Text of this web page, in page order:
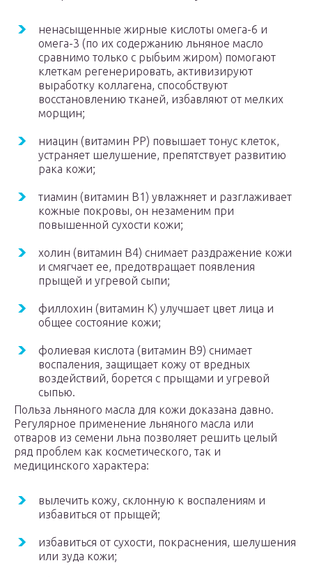
ненасыщенные жирные кислоты омега-6 и
омега-3 (по их содержанию льняное масло
сравнимо только с рыбьим жиром) помогают
клеткам регенерировать, активизируют
выработку коллагена, способствуют
восстановлению тканей, избавляют от мелких
морщин;
ниацин (витамин РР) повышает тонус клеток,
устраняет шелушение, препятствует развитию
рака кожи;
тиамин (витамин В1) увлажняет и разглаживает
кожные покровы, он незаменим при
повышенной сухости кожи;
холин (витамин В4) снимает раздражение кожи
и смягчает ее, предотвращает появления
прыщей и угревой сыпи;
филлохин (витамин К) улучшает цвет лица и
общее состояние кожи;
фолиевая кислота (витамин В9) снимает
воспаления, защищает кожу от вредных
воздействий, борется с прыщами и угревой
сыпью.
Польза льняного масла для кожи доказана давно.
Регулярное применение льняного масла или
отваров из семени льна позволяет решить целый
ряд проблем как косметического, так и
медицинского характера:
вылечить кожу, склонную к воспалениям и
избавиться от прыщей;
избавиться от сухости, покраснения, шелушения
или зуда кожи;